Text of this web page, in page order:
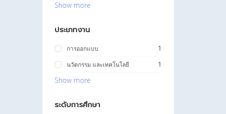
Show more
ประเภทงาน
การออกแบบ 1
นวัตกรรม และเทคโนโลยี
1
Show more
ระดับการศึกษา